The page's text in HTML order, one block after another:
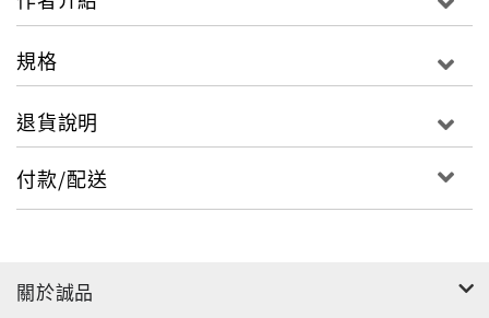
代等技藝。必須有耐心，因為不只要為客人服務，下了
肚，讓學徒學習拿捏剃髮的力道。更多詳情請洽江戶人
住，行。以職業介紹的概念，一個簡短的徵人廣告作為
開頭，還原江戶人民每日每夜的生活足跡。如果江戶有
104人力銀行，那會是怎麼樣的風景呢？魚販、蔬菜
販、木工、鑄造匠、獻殘店、舊衣商到街頭藝人，這些
的行業？江戶人最愛看歌舞伎，轟動的程度不下於今日
規格
退貨說明
付款/配送
關於誠品